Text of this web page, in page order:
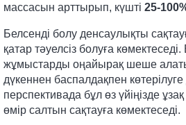
массасын арттырып, күшті 25-
Белсенді болу денсаулықты
қатар тәуелсіз болуға көмектеседі.
жұмыстарды оңайырақ шеше
дүкеннен баспалдақпен көтерілуге
перспективада бұл өз үйіңізде
өмір салтын сақтауға көмектеседі.